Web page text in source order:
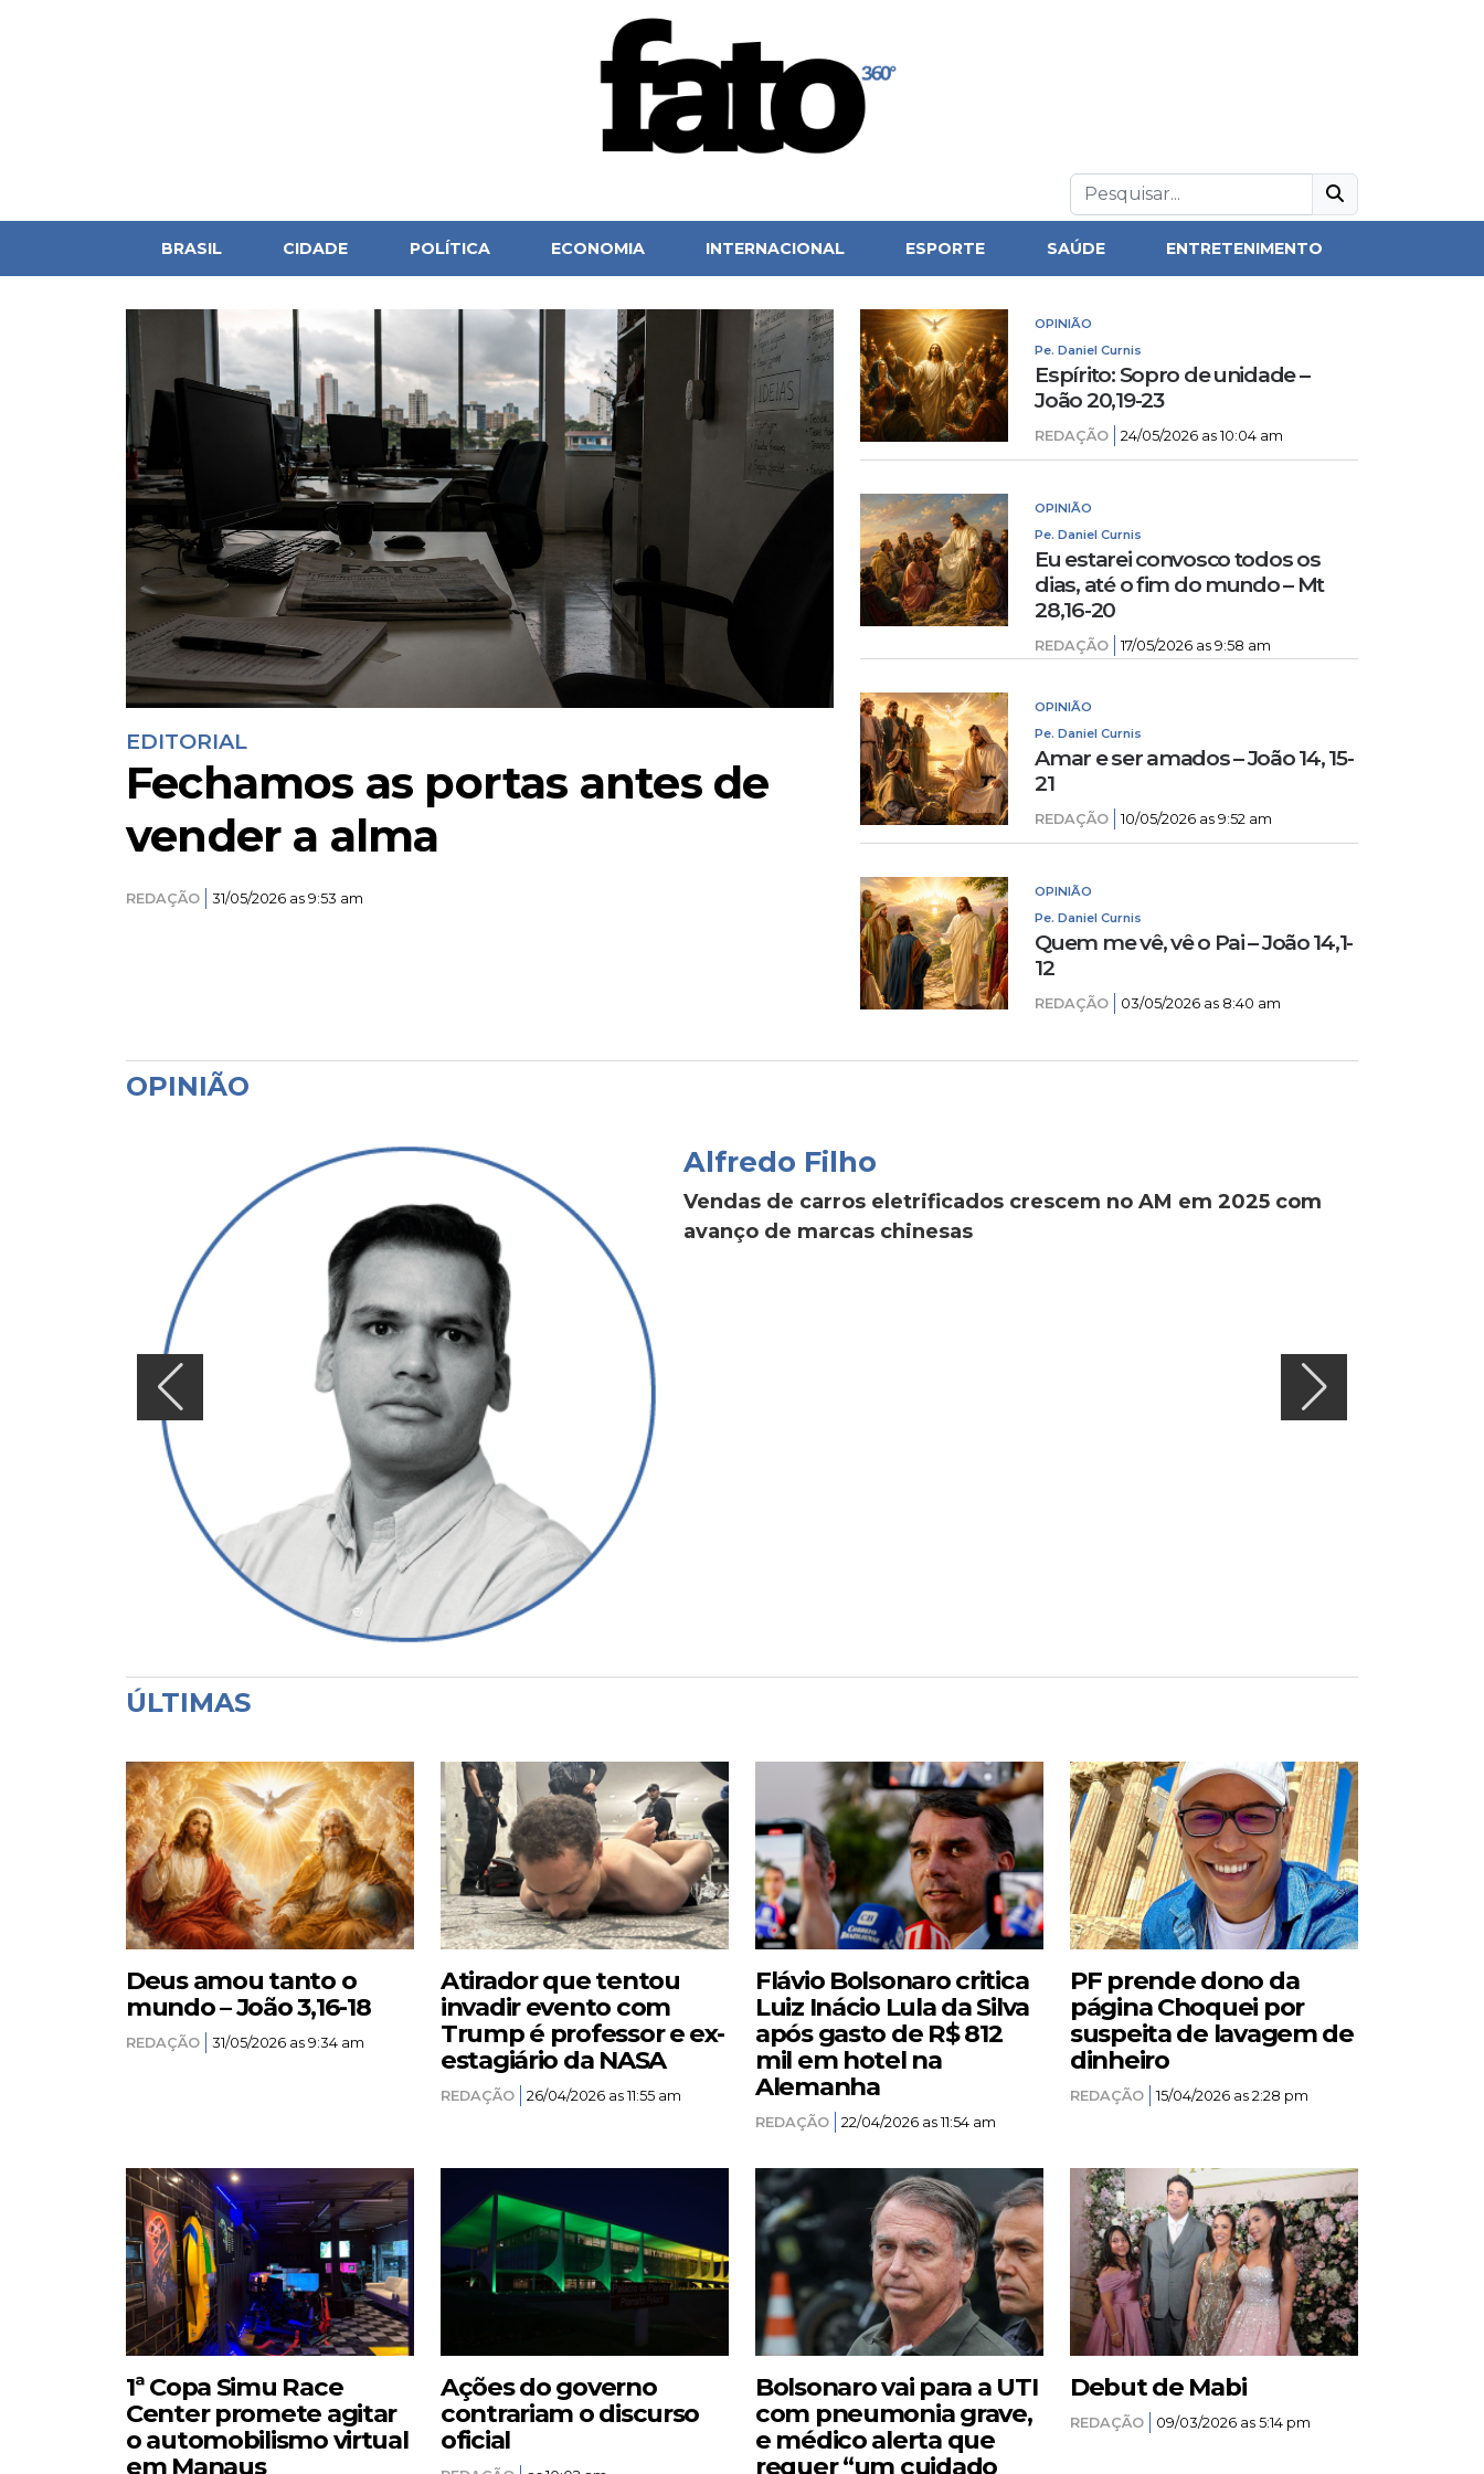
BRASIL CIDADE POLÍTICA ECONOMIA INTERNACIONAL ESPORTE SAÚDE ENTRETENIMENTO
EDITORIAL
Fechamos as portas antes de
vender a alma
REDAÇÃO 31/05/2026 as 9:53 am
OPINIÃO
Pe. Daniel Curnis
Espírito: Sopro de unidade –
João 20,19-23
REDAÇÃO 24/05/2026 as 10:04 am
OPINIÃO
Pe. Daniel Curnis
Eu estarei convosco todos os
dias, até o fim do mundo – Mt
28,16-20
REDAÇÃO 17/05/2026 as 9:58 am
OPINIÃO
Pe. Daniel Curnis
Amar e ser amados – João 14, 15-
21
REDAÇÃO 10/05/2026 as 9:52 am
OPINIÃO
Pe. Daniel Curnis
Quem me vê, vê o Pai – João 14,1-
12
REDAÇÃO 03/05/2026 as 8:40 am
OPINIÃO
Alfredo Filho
Vendas de carros eletrificados crescem no AM em 2025 com
avanço de marcas chinesas
ÚLTIMAS
Deus amou tanto o
mundo – João 3,16-18
REDAÇÃO 31/05/2026 as 9:34 am
Atirador que tentou
invadir evento com
Trump é professor e ex-
estagiário da NASA
REDAÇÃO 26/04/2026 as 11:55 am
Flávio Bolsonaro critica
Luiz Inácio Lula da Silva
após gasto de R$ 812
mil em hotel na
Alemanha
REDAÇÃO 22/04/2026 as 11:54 am
PF prende dono da
página Choquei por
suspeita de lavagem de
dinheiro
REDAÇÃO 15/04/2026 as 2:28 pm
1ª Copa Simu Race
Center promete agitar
o automobilismo virtual
em Manaus
Ações do governo
contrariam o discurso
oficial
Bolsonaro vai para a UTI
com pneumonia grave,
e médico alerta que
requer “um cuidado
Debut de Mabi
REDAÇÃO 09/03/2026 as 5:14 pm